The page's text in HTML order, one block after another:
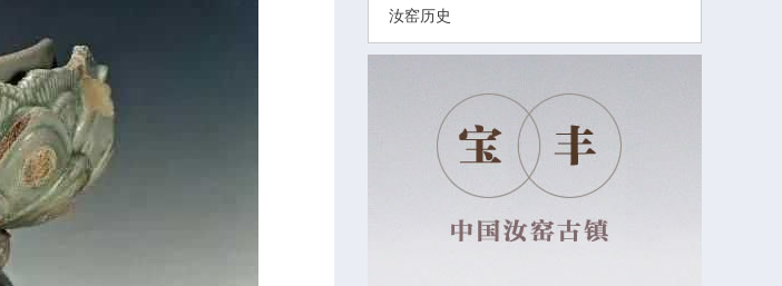
汝窑历史